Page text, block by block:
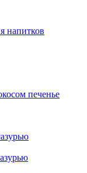
напитков
печенье